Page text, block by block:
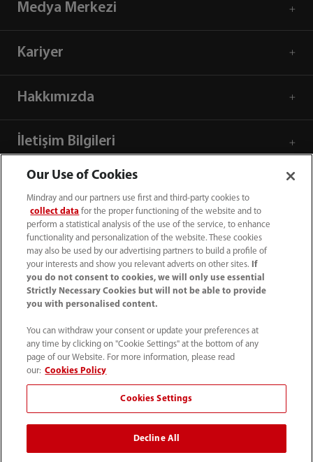
Medya Merkezi
Kariyer
Hakkımızda
İletişim Bilgileri
+90 212 482 0877
info.tr@mindray.com
Gizlilik Bildirimi
© 2026 Shenzhen Mindray Bio-Medical Electronics Co.,
Our Use of Cookies
Mindray and our partners use first and third-party cookies to
collect data for the proper functioning of the website and to
perform a statistical analysis of the use of the service, to enhance
functionality and personalization of the website. These cookies
may also be used by our advertising partners to build a profile of
your interests and show you relevant adverts on other sites.
If
you do not consent to cookies, we will only use essential
Strictly Necessary Cookies but will not be able to provide
you with personalised content.
You can withdraw your consent or update your preferences at
any time by clicking on "Cookie Settings" at the bottom of any
page of our Website. For more information, please read
our: Cookies Policy
Cookies Settings
Decline All